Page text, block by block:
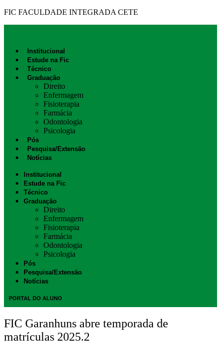
FIC FACULDADE INTEGRADA CETE
Institucional
Estude na Fic
Técnico
Graduação
Direito
Enfermagem
Fisioterapia
Farmácia
Odontologia
Psicologia
Pós
Pesquisa/Extensão
Notícias
Institucional
Estude na Fic
Técnico
Graduação
Direito
Enfermagem
Fisioterapia
Farmácia
Odontologia
Psicologia
Pós
Pesquisa/Extensão
Notícias
PORTAL DO ALUNO
FIC Garanhuns abre temporada de
matrículas 2025.2